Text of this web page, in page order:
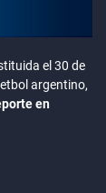
el 30 de
argentino,
en